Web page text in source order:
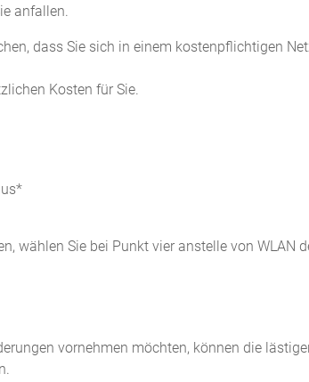
anfallen.
dass Sie sich in einem kostenpflichtigen
Kosten für Sie.
wählen Sie bei Punkt vier anstelle von WLAN
vornehmen möchten, können die